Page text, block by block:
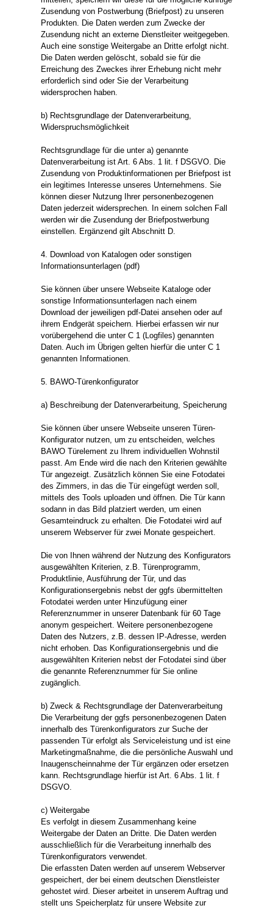
Zusendung von Postwerbung (Briefpost) zu unseren
Produkten. Die Daten werden zum Zwecke der
Zusendung nicht an externe Dienstleiter weitgegeben.
Auch eine sonstige Weitergabe an Dritte erfolgt nicht.
Die Daten werden gelöscht, sobald sie für die
Erreichung des Zweckes ihrer Erhebung nicht mehr
erforderlich sind oder Sie der Verarbeitung
widersprochen haben.
b) Rechtsgrundlage der Datenverarbeitung,
Widerspruchsmöglichkeit
Rechtsgrundlage für die unter a) genannte
Datenverarbeitung ist Art. 6 Abs. 1 lit. f DSGVO. Die
Zusendung von Produktinformationen per Briefpost ist
ein legitimes Interesse unseres Unternehmens. Sie
können dieser Nutzung Ihrer personenbezogenen
Daten jederzeit widersprechen. In einem solchen Fall
werden wir die Zusendung der Briefpostwerbung
einstellen. Ergänzend gilt Abschnitt D.
4. Download von Katalogen oder sonstigen
Informationsunterlagen (pdf)
Sie können über unsere Webseite Kataloge oder
sonstige Informationsunterlagen nach einem
Download der jeweiligen pdf-Datei ansehen oder auf
ihrem Endgerät speichern. Hierbei erfassen wir nur
vorübergehend die unter C 1 (Logfiles) genannten
Daten. Auch im Übrigen gelten hierfür die unter C 1
genannten Informationen.
5. BAWO-Türenkonfigurator
a) Beschreibung der Datenverarbeitung, Speicherung
Sie können über unsere Webseite unseren Türen-
Konfigurator nutzen, um zu entscheiden, welches
BAWO Türelement zu Ihrem individuellen Wohnstil
passt. Am Ende wird die nach den Kriterien gewählte
Tür angezeigt. Zusätzlich können Sie eine Fotodatei
des Zimmers, in das die Tür eingefügt werden soll,
mittels des Tools uploaden und öffnen. Die Tür kann
sodann in das Bild platziert werden, um einen
Gesamteindruck zu erhalten. Die Fotodatei wird auf
unserem Webserver für zwei Monate gespeichert.
Die von Ihnen während der Nutzung des Konfigurators
ausgewählten Kriterien, z.B. Türenprogramm,
Produktlinie, Ausführung der Tür, und das
Konfigurationsergebnis nebst der ggfs übermittelten
Fotodatei werden unter Hinzufügung einer
Referenznummer in unserer Datenbank für 60 Tage
anonym gespeichert. Weitere personenbezogene
Daten des Nutzers, z.B. dessen IP-Adresse, werden
nicht erhoben. Das Konfigurationsergebnis und die
ausgewählten Kriterien nebst der Fotodatei sind über
die genannte Referenznummer für Sie online
zugänglich.
b) Zweck & Rechtsgrundlage der Datenverarbeitung
Die Verarbeitung der ggfs personenbezogenen Daten
innerhalb des Türenkonfigurators zur Suche der
passenden Tür erfolgt als Serviceleistung und ist eine
Marketingmaßnahme, die die persönliche Auswahl und
Inaugenscheinnahme der Tür ergänzen oder ersetzen
kann. Rechtsgrundlage hierfür ist Art. 6 Abs. 1 lit. f
DSGVO.
c) Weitergabe
Es verfolgt in diesem Zusammenhang keine
Weitergabe der Daten an Dritte. Die Daten werden
ausschließlich für die Verarbeitung innerhalb des
Türenkonfigurators verwendet.
Die erfassten Daten werden auf unserem Webserver
gespeichert, der bei einem deutschen Dienstleister
gehostet wird. Dieser arbeitet in unserem Auftrag und
stellt uns Speicherplatz für unsere Website zur